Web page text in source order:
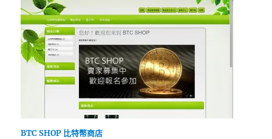
BTC SHOP 比特幣商店